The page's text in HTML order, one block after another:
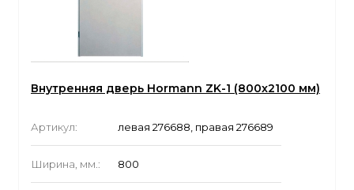
Внутренняя дверь Hormann ZK-1 (800x2100 мм)
Артикул: левая 276688, правая 276689
Ширина, мм.: 800